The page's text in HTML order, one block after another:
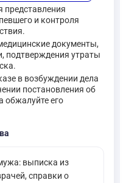
представления
и контроля
документы,
подтверждения утраты
в возбуждении дела
постановления об
обжалуйте его
выписка из
справки о